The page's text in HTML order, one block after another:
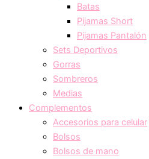
Batas
Pijamas Short
Pijamas Pantalón
Sets Deportivos
Gorras
Sombreros
Medias
Complementos
Accesorios para celular
Bolsos
Bolsos de mano